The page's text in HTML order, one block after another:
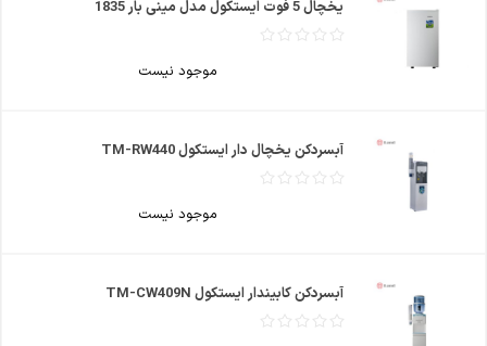
یخچال 5 فوت ایستکول مدل مینی بار 1835
موجود نیست
آبسردکن یخچال دار ایستکول TM-RW440
موجود نیست
آبسردکن کابیندار ایستکول TM-CW409N